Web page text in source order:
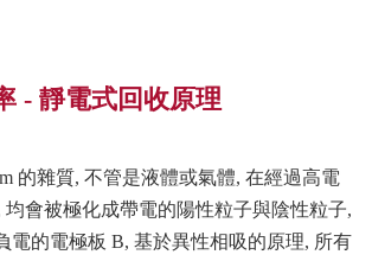
- 靜電式回收原理
的雜質, 不管是液體或氣體, 在經過高電
均會被極化成帶電的陽性粒子與陰性粒子,
電的電極板 B, 基於異性相吸的原理, 所有